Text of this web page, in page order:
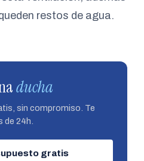
restos de agua.
ducha
sin compromiso. Te
24h.
gratis